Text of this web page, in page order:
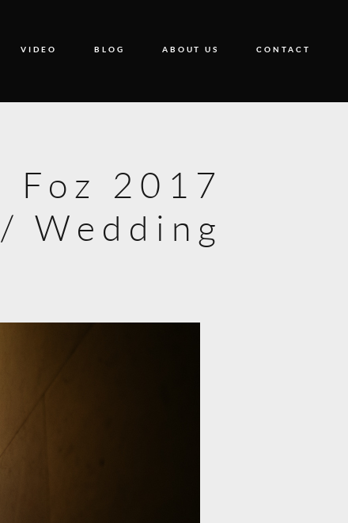
VIDEO BLOG ABOUT US CONTACT
2017
Wedding